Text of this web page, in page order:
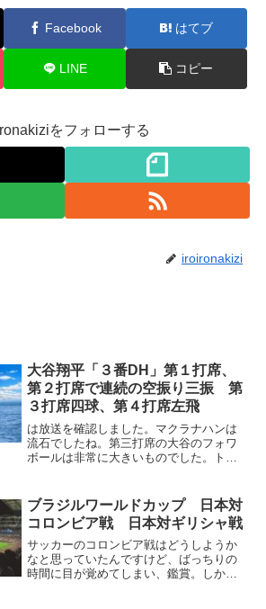
Facebook はてブ
LINE コピー
をフォローする
iroironakizi
大谷翔平「３番DH」第１打席、
第２打席で連続の空振り三振 第
３打席四球、第４打席左飛
は放送を確認しました。マクラナハンは
流石でしたね。第三打席の大谷のフォワ
ボールは非常に大きいものでした。トラ
ブラジルワールドカップ 日本対
コロンビア戦 日本対ギリシャ戦
サッカーのコロンビア戦はどうしようか
なと思っていたんですけど、ばっちりの
時間に目が覚めてしまい、鑑賞。しかし